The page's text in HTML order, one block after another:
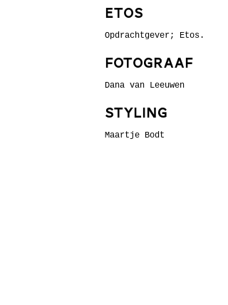
Etos
Opdrachtgever; Etos.
Fotograaf
Dana van Leeuwen
Styling
Maartje Bodt